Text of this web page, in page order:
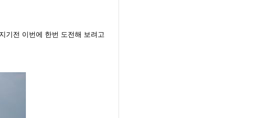
기전 이번에 한번 도전해 보려고